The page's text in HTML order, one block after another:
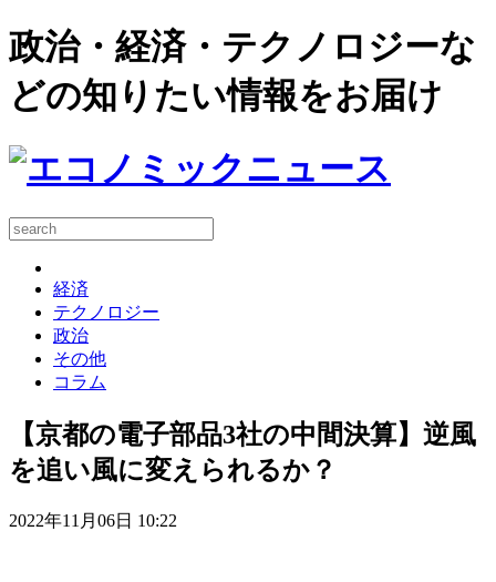
政治・経済・テクノロジーな
どの知りたい情報をお届け
経済
テクノロジー
政治
その他
コラム
【京都の電子部品3社の中間決算】逆風
を追い風に変えられるか？
2022年11月06日 10:22